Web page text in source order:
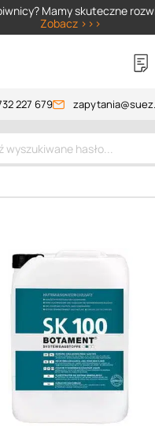
Mamy skuteczne
Zobacz >>>
227 679